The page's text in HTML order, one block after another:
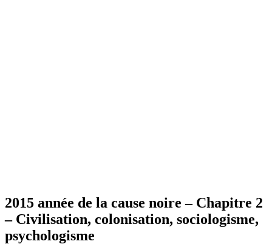
2015 année de la cause noire – Chapitre 2
– Civilisation, colonisation, sociologisme,
psychologisme